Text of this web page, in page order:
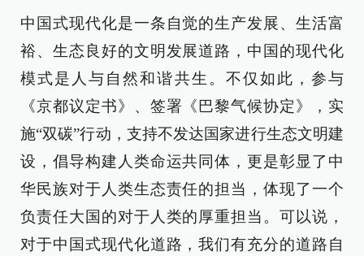
中国式现代化是一条自觉的生产发展、生活富
裕、生态良好的文明发展道路，中国的现代化
模式是人与自然和谐共生。不仅如此，参与
《京都议定书》、签署《巴黎气候协定》，实
施“双碳”行动，支持不发达国家进行生态文明建
设，倡导构建人类命运共同体，更是彰显了中
华民族对于人类生态责任的担当，体现了一个
负责任大国的对于人类的厚重担当。可以说，
对于中国式现代化道路，我们有充分的道路自